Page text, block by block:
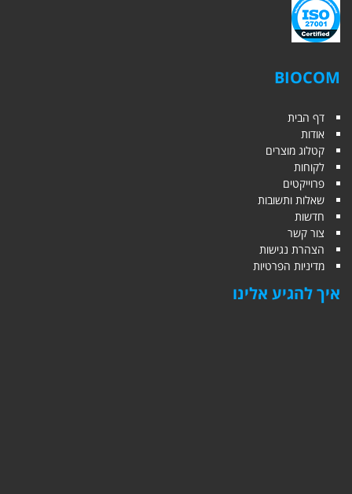
BIOCOM
דף הבית
אודות
קטלוג מוצרים
לקוחות
פרוייקטים
שאלות ותשובות
חדשות
צור קשר
הצהרת נגישות
מדיניות הפרטיות
איך להגיע אלינו